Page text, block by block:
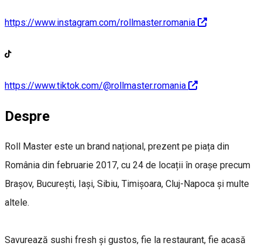
https://www.instagram.com/rollmaster.romania
https://www.tiktok.com/@rollmaster.romania
Despre
Roll Master este un brand național, prezent pe piața din
România din februarie 2017, cu 24 de locații în orașe precum
Brașov, București, Iași, Sibiu, Timișoara, Cluj-Napoca și multe
altele.
Savurează sushi fresh și gustos, fie la restaurant, fie acasă